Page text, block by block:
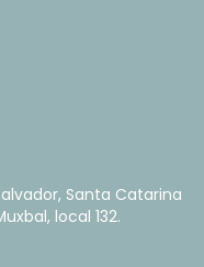
Santa Catarina
local 132.